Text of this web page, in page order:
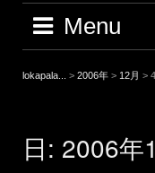
Menu
lokapala... > 2006年 > 12月 >
日: 2006年